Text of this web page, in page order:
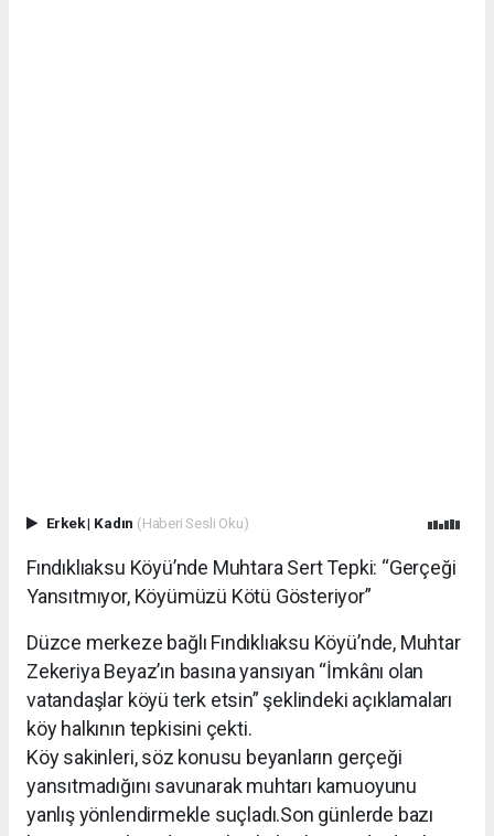
Erkek| Kadın (Haberi Sesli Oku)
Fındıklıaksu Köyü’nde Muhtara Sert Tepki: “Gerçeği
Yansıtmıyor, Köyümüzü Kötü Gösteriyor”
Düzce merkeze bağlı Fındıklıaksu Köyü’nde, Muhtar
Zekeriya Beyaz’ın basına yansıyan “İmkânı olan
vatandaşlar köyü terk etsin” şeklindeki açıklamaları
köy halkının tepkisini çekti.
Köy sakinleri, söz konusu beyanların gerçeği
yansıtmadığını savunarak muhtarı kamuoyunu
yanlış yönlendirmekle suçladı.Son günlerde bazı